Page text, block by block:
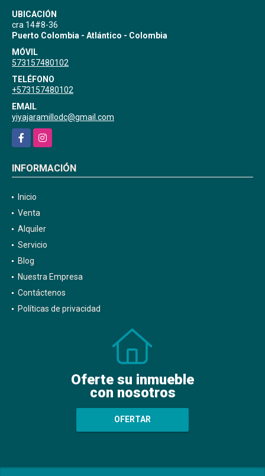
UBICACIÓN
cra 14#8-36
Puerto Colombia - Atlántico - Colombia
MÓVIL
573157480102
TELÉFONO
+573157480102
EMAIL
yiyajaramillodc@gmail.com
FacebookInstagram
INFORMACIÓN
Inicio
Venta
Alquiler
Servicio
Blog
Nuestra Empresa
Contáctenos
Políticas de privacidad
Oferte su inmueble
con nosotros
OFERTAR